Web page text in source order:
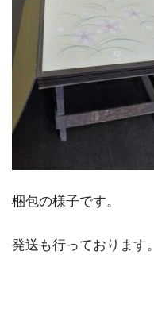
梱包の様子です。
発送も行っております。